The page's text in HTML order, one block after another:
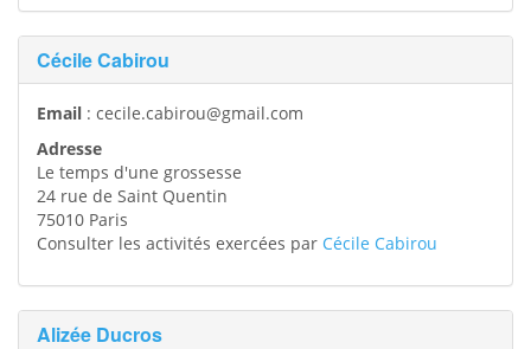
Cécile Cabirou
Email : cecile.cabirou@gmail.com
Adresse
Le temps d'une grossesse
24 rue de Saint Quentin
75010 Paris
Consulter les activités exercées par Cécile Cabirou
Alizée Ducros